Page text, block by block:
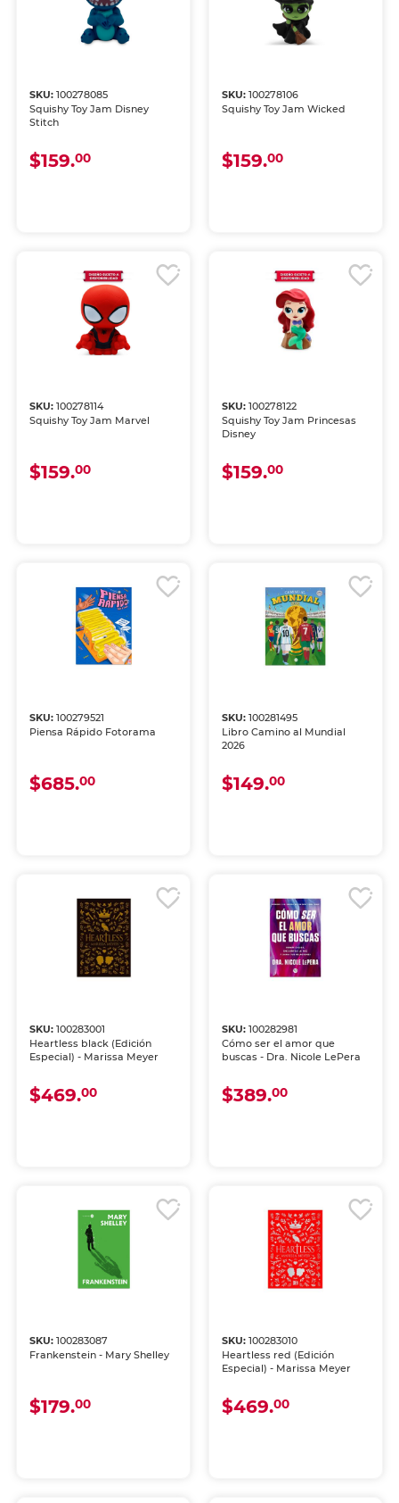
SKU:100278085
Squishy Toy Jam Disney
Stitch
$159.00
SKU: 100278106
Squishy Toy Jam Wicked
$159.00
SKU:100278114
Squishy Toy Jam Marvel
$159.00
SKU: 100278122
Squishy Toy Jam Princesas
Disney
$159.00
SKU:100279521
Piensa Rápido Fotorama
$685.00
SKU: 100281495
Libro Camino al Mundial
2026
$149.00
SKU:100283001
Heartless black (Edición
Especial) - Marissa Meyer
$469.00
SKU: 100282981
Cómo ser el amor que
buscas - Dra. Nicole LePera
$389.00
SKU:100283087
Frankenstein - Mary Shelley
$179.00
SKU: 100283010
Heartless red (Edición
Especial) - Marissa Meyer
$469.00